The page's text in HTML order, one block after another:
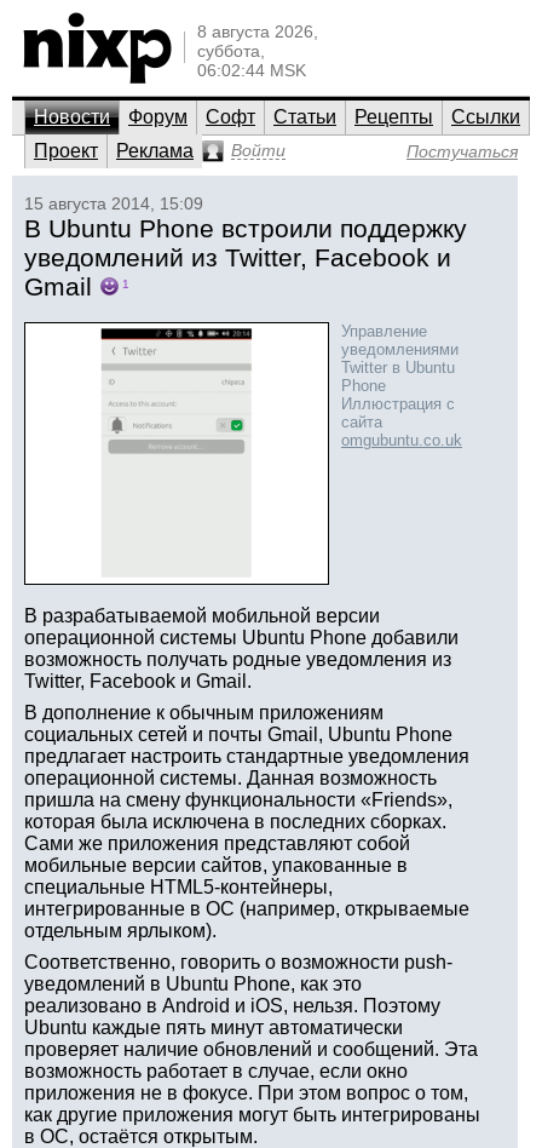
8 августа 2026,
суббота,
06:02:44 MSK
Новости Форум Софт Статьи Рецепты
Ссылки
Проект
Реклама Войти Постучаться
15 августа 2014, 15:09
В Ubuntu Phone встроили поддержку
уведомлений из Twitter, Facebook и
Gmail
1
Управление
уведомлениями
Twitter в Ubuntu
Phone
Иллюстрация с
сайта
omgubuntu.co.uk
В разрабатываемой мобильной версии
операционной системы Ubuntu Phone добавили
возможность получать родные уведомления из
Twitter, Facebook и Gmail.
В дополнение к обычным приложениям
социальных сетей и почты Gmail, Ubuntu Phone
предлагает настроить стандартные уведомления
операционной системы. Данная возможность
пришла на смену функциональности «Friends»,
которая была исключена в последних сборках.
Сами же приложения представляют собой
мобильные версии сайтов, упакованные в
специальные HTML5-контейнеры,
интегрированные в ОС (например, открываемые
отдельным ярлыком).
Соответственно, говорить о возможности push-
уведомлений в Ubuntu Phone, как это
реализовано в Android и iOS, нельзя. Поэтому
Ubuntu каждые пять минут автоматически
проверяет наличие обновлений и сообщений. Эта
возможность работает в случае, если окно
приложения не в фокусе. При этом вопрос о том,
как другие приложения могут быть интегрированы
в ОС, остаётся открытым.